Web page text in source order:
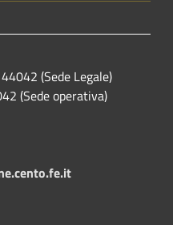
(Sede Legale)
(Sede operativa)